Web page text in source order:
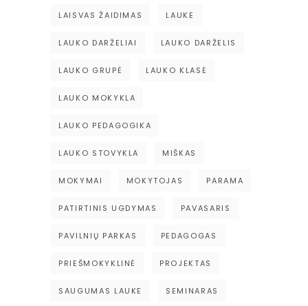
LAISVAS ŽAIDIMAS LAUKE
LAUKO DARŽELIAI LAUKO DARŽELIS
LAUKO GRUPĖ LAUKO KLASĖ
LAUKO MOKYKLA
LAUKO PEDAGOGIKA
LAUKO STOVYKLA MIŠKAS
MOKYMAI MOKYTOJAS PARAMA
PATIRTINIS UGDYMAS PAVASARIS
PAVILNIŲ PARKAS PEDAGOGAS
PRIEŠMOKYKLINĖ PROJEKTAS
SAUGUMAS LAUKE SEMINARAS